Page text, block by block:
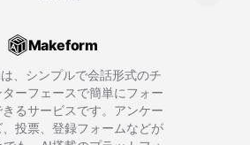
Makeform
、シンプルで会話形式のチ
ターフェースで簡単にフォー
きるサービスです。アンケー
、投票、登録フォームなどが